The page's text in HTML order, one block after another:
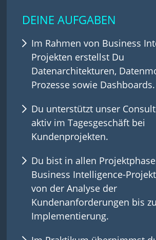
DEINE AUFGABEN
Im Rahmen von Business
Projekten erstellst Du
Datenarchitekturen,
Prozesse sowie Dashboards.
Du unterstützt unser
aktiv im Tagesgeschäft bei
Kundenprojekten.
Du bist in allen
Business Intelligence-
von der Analyse der
Kundenanforderungen bis
Implementierung.